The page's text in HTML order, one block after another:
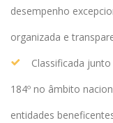
desempenho
organizada e
Classificada
184º no âmbito
entidades